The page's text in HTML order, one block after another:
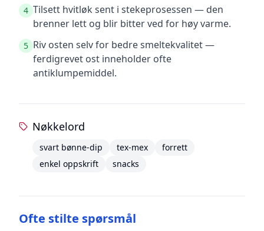
4 Tilsett hvitløk sent i stekeprosessen — den
brenner lett og blir bitter ved for høy varme.
5 Riv osten selv for bedre smeltekvalitet —
ferdigrevet ost inneholder ofte
antiklumpemiddel.
Nøkkelord
svart bønne-dip tex-mex
forrett
enkel oppskrift
snacks
Ofte stilte spørsmål